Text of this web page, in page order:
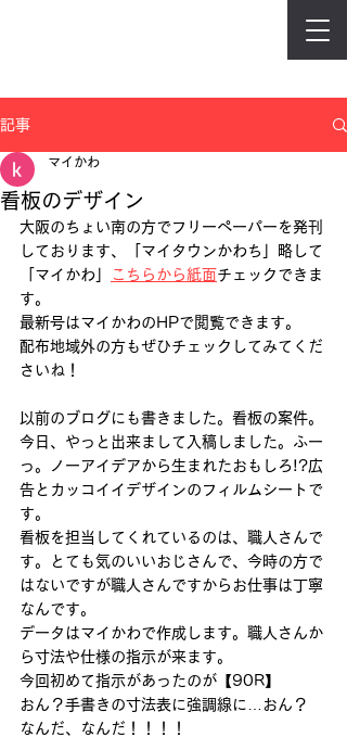
記事
看板のデザイン
マイかわ
大阪のちょい南の方でフリーペーパーを発刊
しております、「マイタウンかわち」略して
「マイかわ」
こちらから紙面チェックできま
す。
最新号はマイかわのHPで閲覧できます。
配布地域外の方もぜひチェックしてみてくだ
さいね！
以前のブログにも書きました。看板の案件。
今日、やっと出来まして入稿しました。ふー
っ。ノーアイデアから生まれたおもしろ!?広
告とカッコイイデザインのフィルムシートで
す。
看板を担当してくれているのは、職人さんで
す。とても気のいいおじさんで、今時の方で
はないですが職人さんですからお仕事は丁寧
なんです。
データはマイかわで作成します。職人さんか
ら寸法や仕様の指示が来ます。
今回初めて指示があったのが【90R】
おん？手書きの寸法表に強調線に…おん？
なんだ、なんだ！！！！